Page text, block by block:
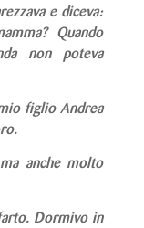
e diceva:
Quando
non poteva
figlio Andrea
anche molto
Dormivo in